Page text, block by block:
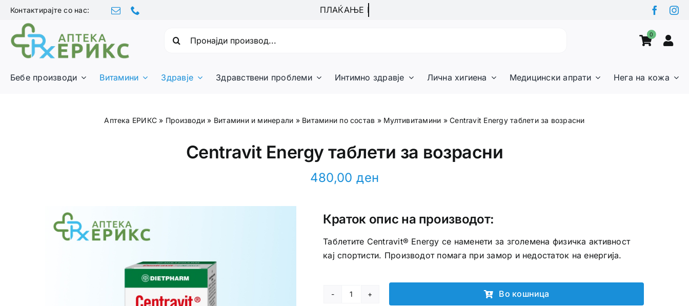
Skip
content
Контактирајте со нас:
0
Бебе производи Витамини Здравје Здравствени проблеми Интимно здравје Лична хигиена Медицински апрати Нега на кожа
Аптека ЕРИКС » Производи » Витамини и минерали » Витамини по состав » Мултивитамини »Centravit Energy таблети за возрасни
Centravit Energy таблети за возрасни
480,00ден
Краток опис на производот:
Таблетите Centravit® Energy се наменети за зголемена физичка активност
кај спортисти. Производот помага при замор и недостаток на енергија.
Centravit
Во кошница